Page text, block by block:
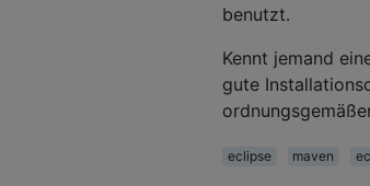
benutzt.
Kennt jemand
gute
eclipse maven